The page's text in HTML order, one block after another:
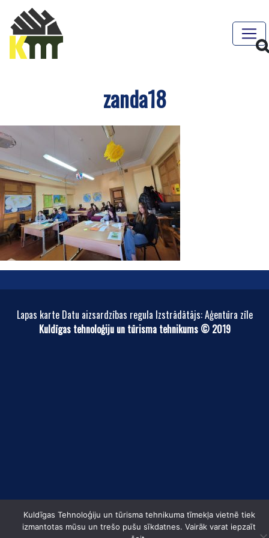
zanda18
Lapas karte Datu aizsardzības regula Izstrādātājs: Aģentūra zīle
Kuldīgas tehnoloģiju un tūrisma tehnikums © 2019
Kuldīgas Tehnoloģiju un tūrisma tehnikuma tīmekļa vietnē tiek
izmantotas mūsu un trešo pušu sīkdatnes. Vairāk varat iepzaīt